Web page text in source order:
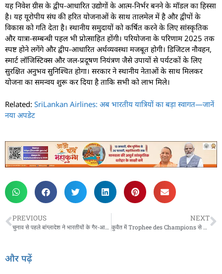
यह निवेश ग्रीस के द्वीप-आधारित उद्योगों के आत्म-निर्भर बनने के मॉडल का हिस्सा
है। यह यूरोपीय संघ की हरित योजनाओं के साथ तालमेल में है और द्वीपों के
विकास को गति देता है। स्थानीय समुदायों को कर्षित करने के लिए सांस्कृतिक
और यात्रा-सम्बन्धी पहल भी प्रोत्साहित होंगी। परियोजना के परिणाम 2025 तक
स्पष्ट होने लगेंगे और द्वीप-आधारित अर्थव्यवस्था मजबूत होगी। डिजिटल नौवहन,
स्मार्ट लॉजिस्टिक्स और जल-प्रदूषण नियंत्रण जैसे उपायों से पर्यटकों के लिए
सुरक्षित अनुभव सुनिश्चित होगा। सरकार ने स्थानीय नेताओं के साथ मिलकर
योजना का समन्वय शुरू कर दिया है ताकि सभी को लाभ मिले।
Related: SriLankan Airlines: अब भारतीय यात्रियों का बड़ा स्वागत—जानें
नया अपडेट
PREVIOUS
चुनाव से पहले बांग्लादेश ने भारतीयों के गैर-आवश्यक वीजे रोक दिए — जानें क्यों
NEXT
कुवैत में Trophee des Champions से पर्यटन बूम—PSG बनाम मार्सेईयल
और पढ़ें